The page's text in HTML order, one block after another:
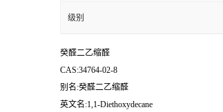
级别
癸醛二乙缩醛
CAS:34764-02-8
别名:癸醛二乙缩醛
英文名:1,1-Diethoxydecane